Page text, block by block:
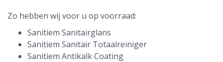
Zo hebben wij voor u op voorraad:
Sanitiem Sanitairglans
Sanitiem Sanitair Totaalreiniger
Sanitiem Antikalk Coating